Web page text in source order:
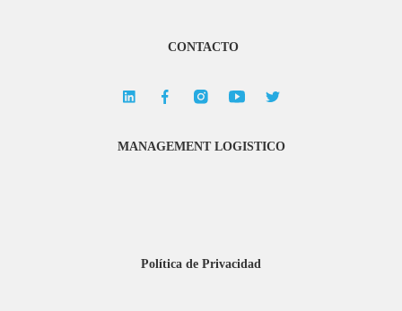
CONTACTO
MANAGEMENT LOGISTICO
Política de Privacidad